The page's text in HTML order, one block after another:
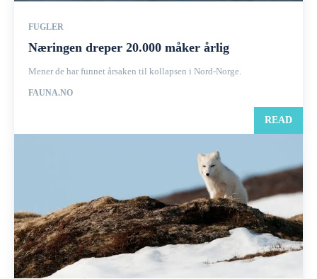
FUGLER
Næringen dreper 20.000 måker årlig
Mener de har funnet årsaken til kollapsen i Nord-Norge.
FAUNA.NO
READ